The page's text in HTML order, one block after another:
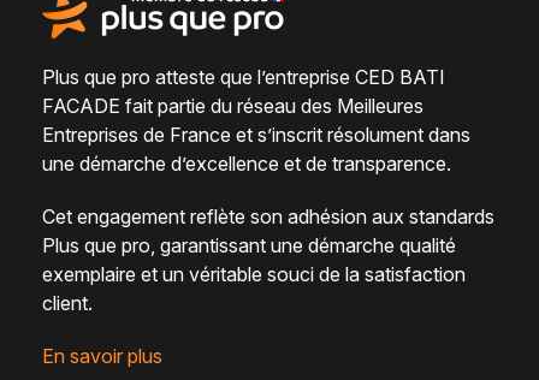
Plus que pro atteste que l’entreprise CED BATI
FACADE fait partie du réseau des Meilleures
Entreprises de France et s’inscrit résolument dans
une démarche d’excellence et de transparence.
Cet engagement reflète son adhésion aux standards
Plus que pro, garantissant une démarche qualité
exemplaire et un véritable souci de la satisfaction
client.
En savoir plus